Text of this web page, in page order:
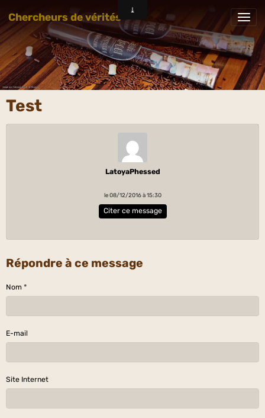
Chercheurs de vérités
Test
LatoyaPhessed
le 08/12/2016 à 15:30
Citer ce message
Répondre à ce message
Nom
E-mail
Site Internet